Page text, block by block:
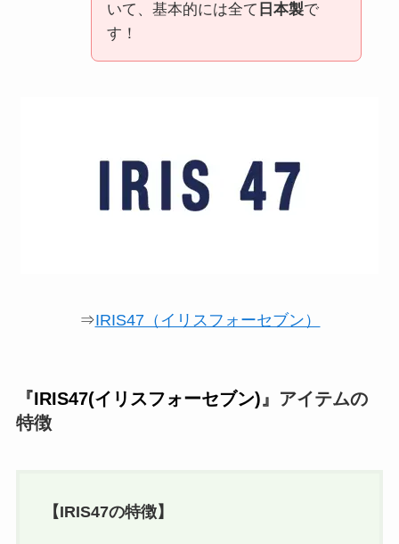
いて、基本的には全て 日本製で
す！
⇒IRIS47（イリスフォーセブン）
『IRIS47(イリスフォーセブン)』アイテムの
特徴
【IRIS47の特徴】